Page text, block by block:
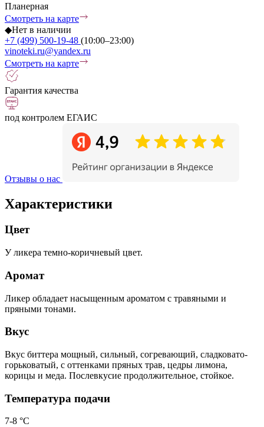
Планерная
Смотреть на карте
◆Нет в наличии
+7 (499) 500-19-48 (10:00–23:00)
vinoteki.ru@yandex.ru
Смотреть на карте
Гарантия качества
под контролем ЕГАИС
Отзывы о нас
Характеристики
Цвет
У ликера темно-коричневый цвет.
Аромат
Ликер обладает насыщенным ароматом с травяными и
пряными тонами.
Вкус
Вкус биттера мощный, сильный, согревающий, сладковато-
горьковатый, с оттенками пряных трав, цедры лимона,
корицы и меда. Послевкусие продолжительное, стойкое.
Температура подачи
7-8 °С